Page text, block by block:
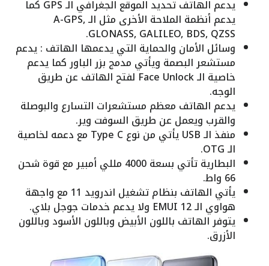
يدعم الهاتف تحديد الموقع الجغرافي الـ GPS كما
يدعم أنظمة الملاحة الأخرى مثل الـ A-GPS,
GLONASS, GALILEO, BDS, QZSS.
وسائل الأمان والحماية التي يدعمها الهاتف : يدعم
مستشعر البصمة ويأتي مدمج بزر الباور كما يدعم
خاصية الـ Face Unlock لفتح الهاتف عن طريق
الوجه.
يدعم الهاتف معظم مستشعرات التسارع والبوصلة
والقرب ويعمل عن طريق السوفت وير.
منفذ الـ USB يأتي من نوع Type C مع دعمه لخاصية
الـ OTG.
البطارية تأتي بسعة 4000 مللي أمبير مع قوة شحن
66 واط.
يأتي الهاتف بنظام تشغيل اندرويد 11 مع واجهة
هواوي الـ EMUI 12 ولا يدعم خدمات جوجل بلاي.
يتوفر الهاتف باللون الأبيض وباللون الأسود وباللون
الأزرق.